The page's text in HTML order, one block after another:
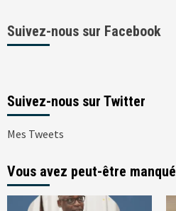
Suivez-nous sur Facebook
Suivez-nous sur Twitter
Mes Tweets
Vous avez peut-être manqué